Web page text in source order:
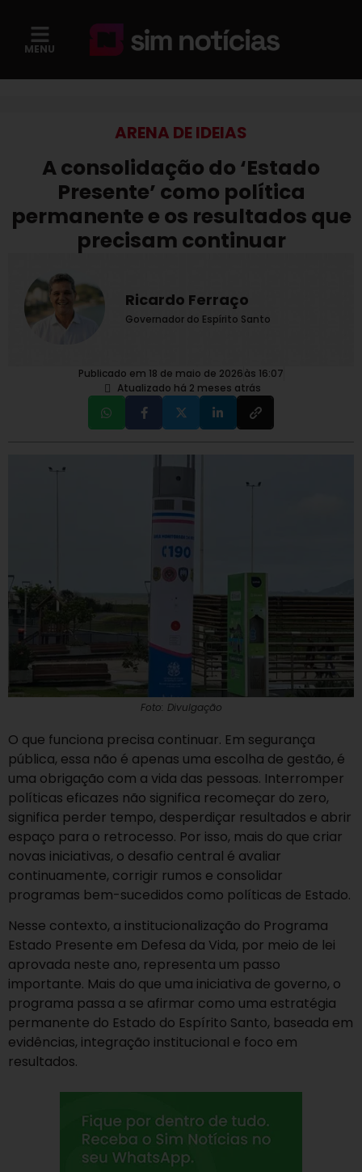
MENU
ARENA DE IDEIAS
A consolidação do ‘Estado
Presente’ como política
permanente e os resultados que
precisam continuar
Ricardo Ferraço
Governador do Espírito Santo
Publicado em 18 de maio de 2026às 16:07
Atualizado há 2 meses atrás
Foto: Divulgação
O que funciona precisa continuar. Em segurança
pública, essa não é apenas uma escolha de gestão, é
uma obrigação com a vida das pessoas. Interromper
políticas eficazes não significa recomeçar do zero,
significa perder tempo, desperdiçar resultados e abrir
espaço para o retrocesso. Por isso, mais do que criar
novas iniciativas, o desafio central é avaliar
continuamente, corrigir rumos e consolidar
programas bem-sucedidos como políticas de Estado.
Nesse contexto, a institucionalização do Programa
Estado Presente em Defesa da Vida, por meio de lei
aprovada neste ano, representa um passo
importante. Mais do que uma iniciativa de governo, o
programa passa a se afirmar como uma estratégia
permanente do Estado do Espírito Santo, baseada em
evidências, integração institucional e foco em
resultados.